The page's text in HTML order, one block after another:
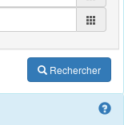
Rechercher